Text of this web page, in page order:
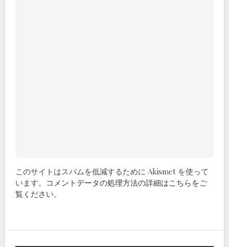
このサイトはスパムを低減するために Akismet を使って
います。 コメントデータの処理方法の詳細はこちらをご
覧ください。